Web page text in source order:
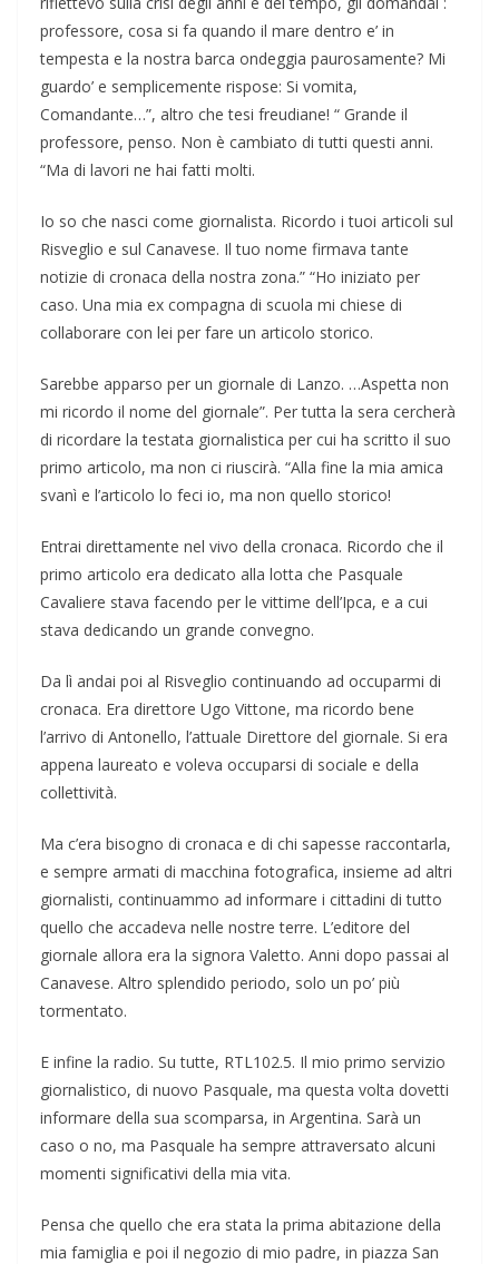
professore, cosa si fa quando il mare dentro e’ in
tempesta e la nostra barca ondeggia paurosamente? Mi
guardo’ e semplicemente rispose: Si vomita,
Comandante…”, altro che tesi freudiane! “ Grande il
professore, penso. Non è cambiato di tutti questi anni.
“Ma di lavori ne hai fatti molti.
Io so che nasci come giornalista. Ricordo i tuoi articoli sul
Risveglio e sul Canavese. Il tuo nome firmava tante
notizie di cronaca della nostra zona.” “Ho iniziato per
caso. Una mia ex compagna di scuola mi chiese di
collaborare con lei per fare un articolo storico.
Sarebbe apparso per un giornale di Lanzo. …Aspetta non
mi ricordo il nome del giornale”. Per tutta la sera cercherà
di ricordare la testata giornalistica per cui ha scritto il suo
primo articolo, ma non ci riuscirà. “Alla fine la mia amica
svanì e l’articolo lo feci io, ma non quello storico!
Entrai direttamente nel vivo della cronaca. Ricordo che il
primo articolo era dedicato alla lotta che Pasquale
Cavaliere stava facendo per le vittime dell’Ipca, e a cui
stava dedicando un grande convegno.
Da lì andai poi al Risveglio continuando ad occuparmi di
cronaca. Era direttore Ugo Vittone, ma ricordo bene
l’arrivo di Antonello, l’attuale Direttore del giornale. Si era
appena laureato e voleva occuparsi di sociale e della
collettività.
Ma c’era bisogno di cronaca e di chi sapesse raccontarla,
e sempre armati di macchina fotografica, insieme ad altri
giornalisti, continuammo ad informare i cittadini di tutto
quello che accadeva nelle nostre terre. L’editore del
giornale allora era la signora Valetto. Anni dopo passai al
Canavese. Altro splendido periodo, solo un po’ più
tormentato.
E infine la radio. Su tutte, RTL102.5. Il mio primo servizio
giornalistico, di nuovo Pasquale, ma questa volta dovetti
informare della sua scomparsa, in Argentina. Sarà un
caso o no, ma Pasquale ha sempre attraversato alcuni
momenti significativi della mia vita.
Pensa che quello che era stata la prima abitazione della
mia famiglia e poi il negozio di mio padre, in piazza San